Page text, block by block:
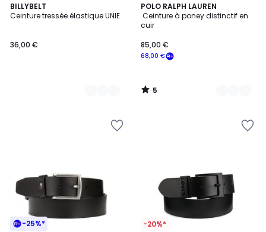
BILLYBELT
Ceinture tressée élastique UNIE
36,00 €
29
Couleurs
POLO RALPH LAUREN
Ceinture à poney distinctif en
cuir
68,00 €
85,00 €
5
/
5
2
Couleurs
5
/
-25%* -20%*